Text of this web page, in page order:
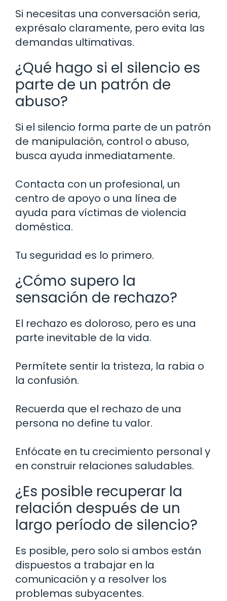
Si necesitas una conversación seria,
exprésalo claramente, pero evita las
demandas ultimativas.
¿Qué hago si el silencio es
parte de un patrón de
abuso?
Si el silencio forma parte de un patrón
de manipulación, control o abuso,
busca ayuda inmediatamente.
Contacta con un profesional, un
centro de apoyo o una línea de
ayuda para víctimas de violencia
doméstica.
Tu seguridad es lo primero.
¿Cómo supero la
sensación de rechazo?
El rechazo es doloroso, pero es una
parte inevitable de la vida.
Permítete sentir la tristeza, la rabia o
la confusión.
Recuerda que el rechazo de una
persona no define tu valor.
Enfócate en tu crecimiento personal y
en construir relaciones saludables.
¿Es posible recuperar la
relación después de un
largo período de silencio?
Es posible, pero solo si ambos están
dispuestos a trabajar en la
comunicación y a resolver los
problemas subyacentes.